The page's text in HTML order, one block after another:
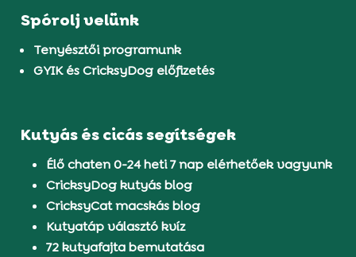
Spórolj velünk
Tenyésztői programunk
GYIK és CricksyDog előfizetés
Kutyás és cicás segítségek
Élő chaten 0-24 heti 7 nap elérhetőek vagyunk
CricksyDog kutyás blog
CricksyCat macskás blog
Kutyatáp választó kvíz
72 kutyafajta bemutatása